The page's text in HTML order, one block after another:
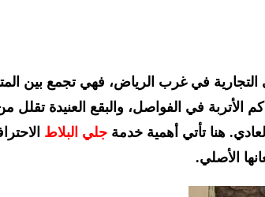
في غرب الرياض، فهي تجمع بين
الأتربة في الفواصل، والبقع العنيدة تقلل
هنا تأتي أهمية خدمة جلي البلاط
الأصلي.